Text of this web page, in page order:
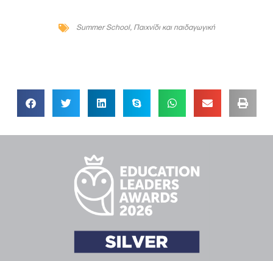
Summer School, Παιχνίδι και παιδαγωγική